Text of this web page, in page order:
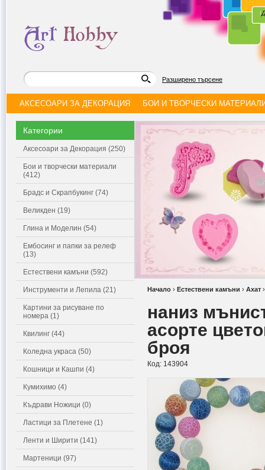
|
Разширено търсене
АКСЕСОАРИ ЗА ДЕКОРАЦИЯ БОИ И ТВОРЧЕСКИ
Категории
Аксесоари за Декорация (250)
Бои и творчески материали
(412)
Брадс и Скрапбукинг (74)
Великден (19)
Глина и Моделин (54)
Ембосинг и папки за релеф
(13)
Естествени камъни (592)
Инструменти и Лепила (21)
Картини за рисуване по
номера (1)
Квилинг (44)
Коледна украса (50)
Кошници и Кашпи (4)
Кумихимо (4)
Къдрави Ножици (0)
Ластици за Плетене (1)
Ленти и Ширити (141)
Мартеници (97)
Начало › Естествени камъни › Ахат
наниз
асорте
броя
Код: 143904